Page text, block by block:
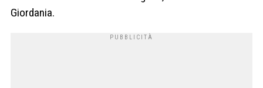
Giordania.